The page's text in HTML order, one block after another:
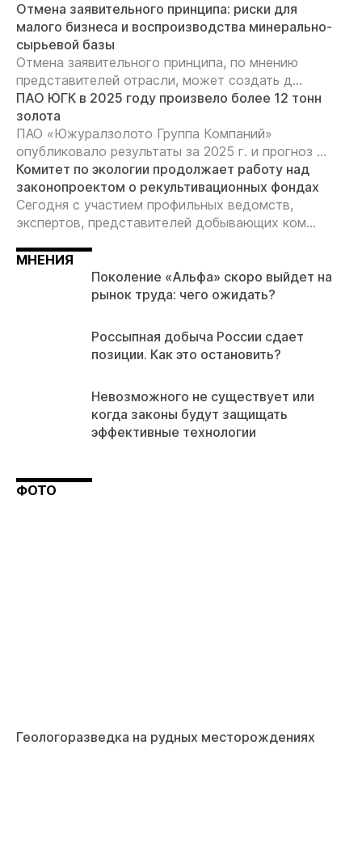
Отмена заявительного принципа: риски для
малого бизнеса и воспроизводства минерально-
сырьевой базы
Отмена заявительного принципа, по мнению
представителей отрасли, может создать д...
ПАО ЮГК в 2025 году произвело более 12 тонн
золота
ПАО «Южуралзолото Группа Компаний»
опубликовало результаты за 2025 г. и прогноз ...
Комитет по экологии продолжает работу над
законопроектом о рекультивационных фондах
Сегодня с участием профильных ведомств,
экспертов, представителей добывающих ком...
МНЕНИЯ
Поколение «Альфа» скоро выйдет на
рынок труда: чего ожидать?
Россыпная добыча России сдает
позиции. Как это остановить?
Невозможного не существует или
когда законы будут защищать
эффективные технологии
ФОТО
Геологоразведка на рудных месторождениях